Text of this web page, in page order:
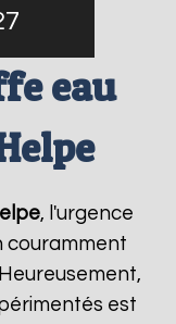
eau
, l'urgence
couramment
est